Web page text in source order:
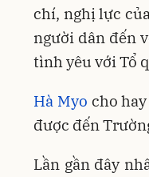
chí, nghị lực
người dân đến
tình yêu với Tổ
Hà Myo cho
được đến
Lần gần đây